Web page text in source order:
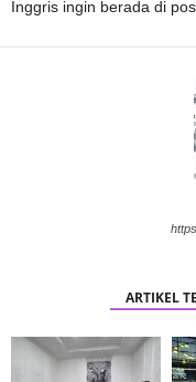
Inggris ingin berada di
ARTIKEL